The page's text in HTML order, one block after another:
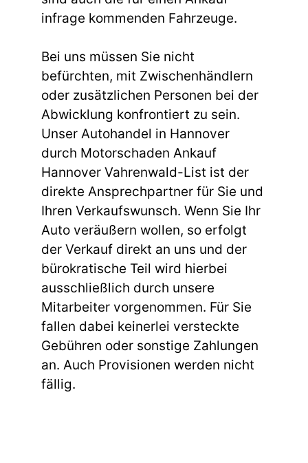
infrage kommenden Fahrzeuge.
Bei uns müssen Sie nicht
befürchten, mit Zwischenhändlern
oder zusätzlichen Personen bei der
Abwicklung konfrontiert zu sein.
Unser Autohandel in Hannover
durch Motorschaden Ankauf
Hannover Vahrenwald-List ist der
direkte Ansprechpartner für Sie und
Ihren Verkaufswunsch. Wenn Sie Ihr
Auto veräußern wollen, so erfolgt
der Verkauf direkt an uns und der
bürokratische Teil wird hierbei
ausschließlich durch unsere
Mitarbeiter vorgenommen. Für Sie
fallen dabei keinerlei versteckte
Gebühren oder sonstige Zahlungen
an. Auch Provisionen werden nicht
fällig.